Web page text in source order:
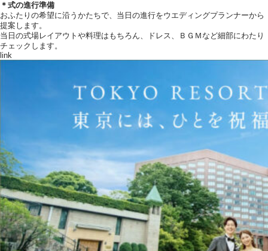
＊式の進行準備
おふたりの希望に沿うかたちで、当日の進行をウエディングプランナーから
提案します。
当日の式場レイアウトや料理はもちろん、ドレス、ＢＧＭなど細部にわたり
チェックします。
link